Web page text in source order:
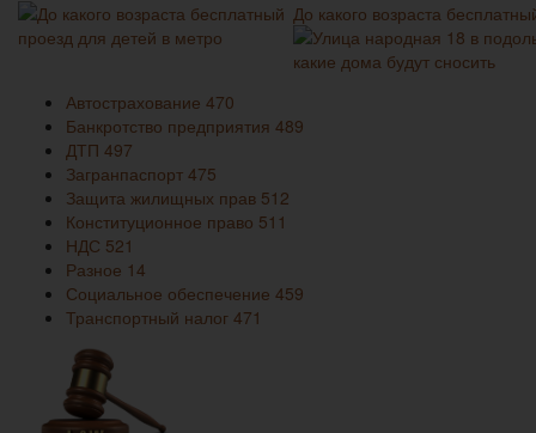
До какого возраста
Автострахование 470
Банкротство предприятия 489
ДТП 497
Загранпаспорт 475
Защита жилищных прав 512
Конституционное право 511
НДС 521
Разное 14
Социальное обеспечение 459
Транспортный налог 471